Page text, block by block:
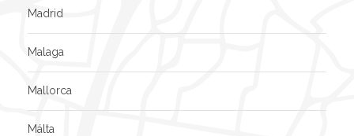
Madrid
Malaga
Mallorca
Málta